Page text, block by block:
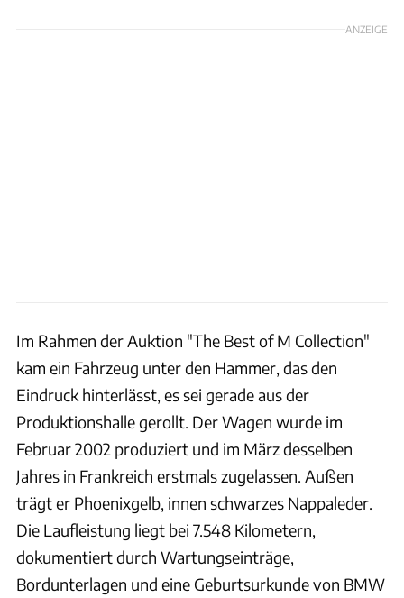
ANZEIGE
Im Rahmen der Auktion "The Best of M Collection"
kam ein Fahrzeug unter den Hammer, das den
Eindruck hinterlässt, es sei gerade aus der
Produktionshalle gerollt. Der Wagen wurde im
Februar 2002 produziert und im März desselben
Jahres in Frankreich erstmals zugelassen. Außen
trägt er Phoenixgelb, innen schwarzes Nappaleder.
Die Laufleistung liegt bei 7.548 Kilometern,
dokumentiert durch Wartungseinträge,
Bordunterlagen und eine Geburtsurkunde von BMW